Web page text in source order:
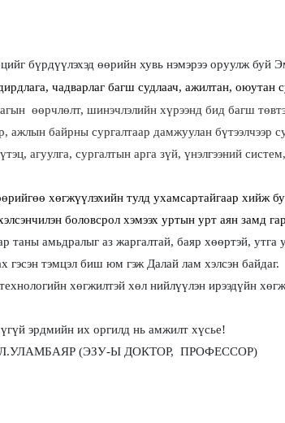
бүрдүүлэхэд өөрийн хувь нэмэрээ оруулж
чадварлаг багш судлаач, ажилтан, оюутан
өөрчлөлт, шинэчлэлийн хүрээнд бид багш
ажлын байрны сургалтаар дамжуулан бүтээлчээр
агуулга, сургалтын арга зүй, үнэлгээний
хөгжүүлэхийн тулд ухамсартайгаар хийж
боловсрол хэмээх уртын урт аян замд
таны амьдралыг аз жаргалтай, баяр хөөртэй, утга
гэсэн тэмцэл биш юм гэж Далай лам хэлсэн байдаг.
хөгжилтэй хөл нийлүүлэн ирээдүйн
эрдмийн их оргилд нь амжилт хүсье!
(ЭЗУ-Ы ДОКТОР, ПРОФЕССОР)